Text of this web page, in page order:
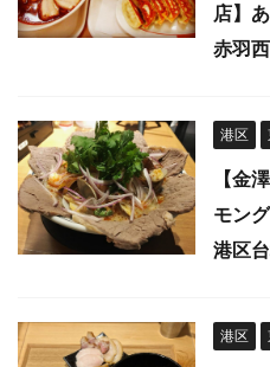
店】
赤羽
港区
【金
モン
港区
港区